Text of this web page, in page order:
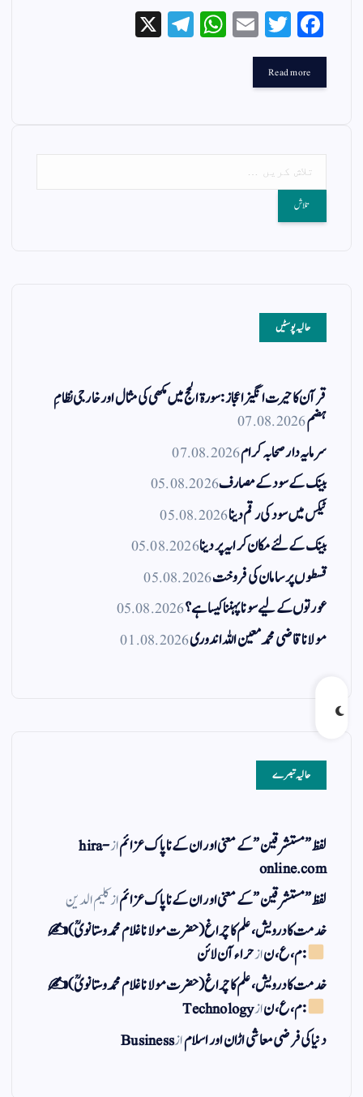
Fa
ce
bo
ok
T
wi
r
E
m
W
ha
Te
le
Read more
حالیہ پوسٹیں
قرآن کا حیرت انگیز اعجاز: سورۃ الحج میں مکھی کی مثال اور خارجی نظامِ
ہضم07.08.2026
سرمایہ دار صحابہ کرام07.08.2026
بینک کے سود کے مصارف05.08.2026
ٹیکس میں سود کی رقم دینا05.08.2026
بینک کے لئے مکان کرایہ پر دینا05.08.2026
قسطوں پر سامان کی فروخت05.08.2026
عورتوں کے لیے سونا پہننا کیسا ہے؟05.08.2026
مولانا قاضی محمد معین اللہ اندوری01.08.2026
حالیہ تبصرے
لفظ ” مستشرقین ” کے معنی اور ان کے نا پاک عزائمازhira-
online.com
لفظ ” مستشرقین ” کے معنی اور ان کے نا پاک عزائمازکلیم الدین
خدمت کا درویش، علم کا چراغ(حضرت مولانا غلام محمد وستانویؒ)✍
: م ، ع ، نازحراء آن لائن
خدمت کا درویش، علم کا چراغ(حضرت مولانا غلام محمد وستانویؒ)✍
: م ، ع ، نازTechnology
دنیا کی فرضی معاشی اڑان اور اسلامازBusiness